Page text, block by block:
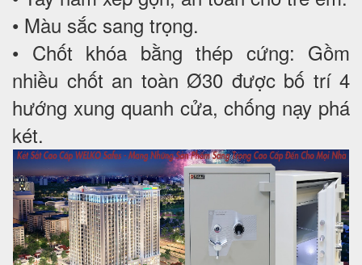
• Màu sắc sang trọng.
• Chốt khóa bằng thép cứng: Gồm
nhiều chốt an toàn Ø30 được bố trí 4
hướng xung quanh cửa, chống nạy phá
két.